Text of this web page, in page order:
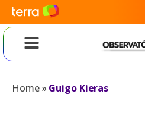
Home»Guigo Kieras